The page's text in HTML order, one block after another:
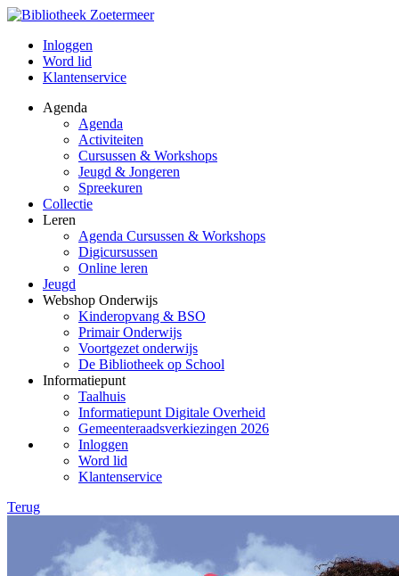
Inloggen
Word lid
Klantenservice
Agenda
Agenda
Activiteiten
Cursussen & Workshops
Jeugd & Jongeren
Spreekuren
Collectie
Leren
Agenda Cursussen & Workshops
Digicursussen
Online leren
Jeugd
Webshop Onderwijs
Kinderopvang & BSO
Primair Onderwijs
Voortgezet onderwijs
De Bibliotheek op School
Informatiepunt
Taalhuis
Informatiepunt Digitale Overheid
Gemeenteraadsverkiezingen 2026
Inloggen
Word lid
Klantenservice
Terug